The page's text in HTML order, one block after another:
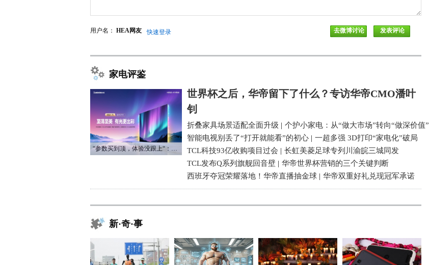
用户名： HEA网友 快速登录
家电评鉴
“参数买到顶，体验没跟上“：长虹追光Q70S给高端电视打了个样
世界杯之后，华帝留下了什么？专访华帝CMO潘叶
钊
折叠家具场景适配全面升级 | 个护小家电：从“做大市场”转向“做深价值”
智能电视别丢了“打开就能看”的初心 | 一超多强 3D打印“家电化”破局
TCL科技93亿收购项目过会 | 长虹美菱足球专列川渝皖三城同发
TCL发布Q系列旗舰回音壁 | 华帝世界杯营销的三个关键判断
西班牙夺冠荣耀落地！华帝直播抽金球 | 华帝双重好礼兑现冠军承诺
新·奇·事